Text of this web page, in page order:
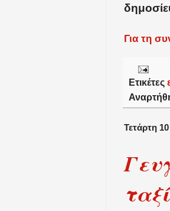
Για τη
Ετικέτες
Τετάρτη